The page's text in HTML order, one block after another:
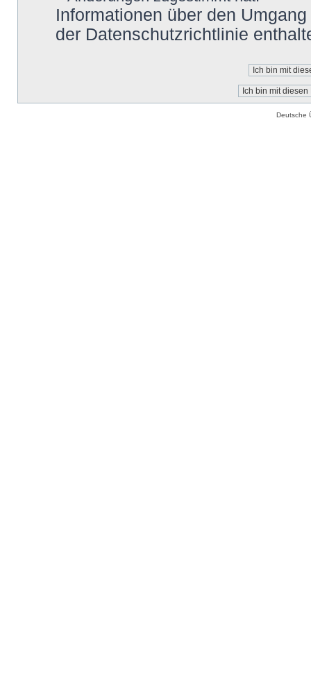
Informationen über den
der Datenschutzrichtlinie
Deutsche